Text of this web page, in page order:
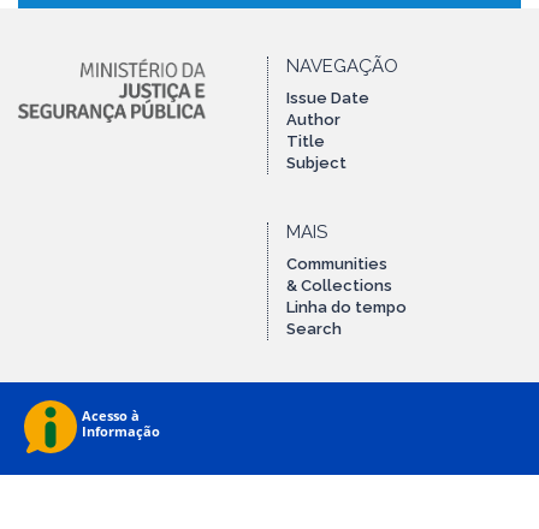
NAVEGAÇÃO
Issue Date
Author
Title
Subject
MAIS
Communities
& Collections
Linha do tempo
Search